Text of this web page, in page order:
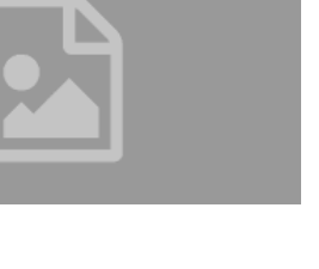
TESTIMONI 2022